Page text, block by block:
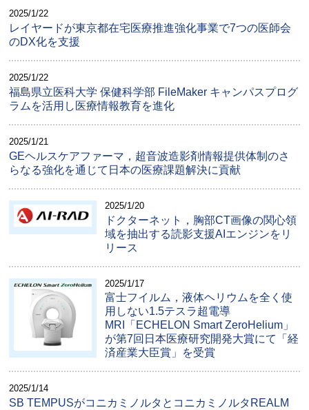
2025/1/22
レイヤードが東京都在宅医療推進強化事業で7つの医師会
のDX化を支援
2025/1/22
福島県立医科大学 保健科学部 FileMaker キャンパスプログ
ラムを活用し医療情報教育を進化
2025/1/21
GEヘルスケアファーマ，超音波造影剤情報提供体制のさ
らなる強化を通じて日本の医療課題解決に貢献
2025/1/20
ドクターネット，胸部CT画像の関心領
域を抽出する読影支援AIエンジンをリ
リース
2025/1/17
富士フイルム，液体ヘリウムを全く使
用しない1.5テスラ超電導
MRI「ECHELON Smart ZeroHelium」
が第7回日本医療研究開発大賞にて「経
済産業大臣賞」を受賞
2025/1/14
SB TEMPUSがコニカミノルタとコニカミノルタREALM